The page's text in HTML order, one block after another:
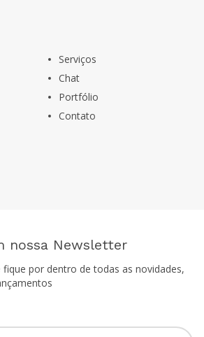
Serviços
Chat
Portfólio
Contato
nossa Newsletter
por dentro de todas as novidades,